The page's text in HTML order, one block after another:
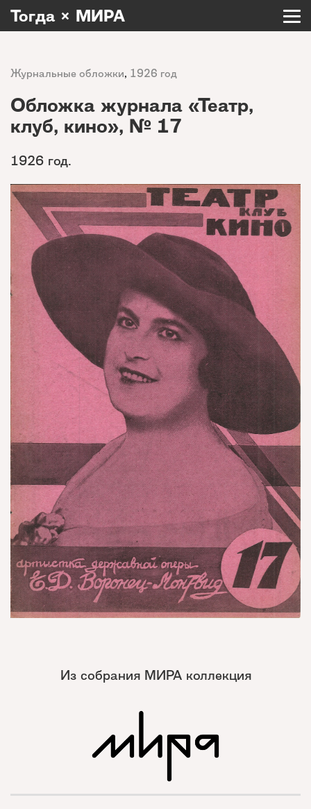
Тогда × МИРА
Журнальные обложки, 1926 год
Обложка журнала «Театр,
клуб, кино», № 17
1926 год.
Из собрания МИРА коллекция